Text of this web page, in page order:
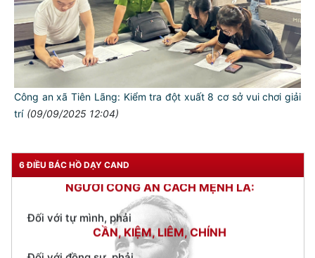
Công an xã Tiên Lãng: Kiểm tra đột xuất 8 cơ sở vui chơi giải
trí (09/09/2025 12:04)
6 ĐIỀU BÁC HỒ DẠY CAND
Đối với tự mình, phải
CẦN, KIỆM, LIÊM, CHÍNH
Đối với đồng sự, phải
THÂN ÁI GIÚP ĐỠ
Đối với chính phủ, phải